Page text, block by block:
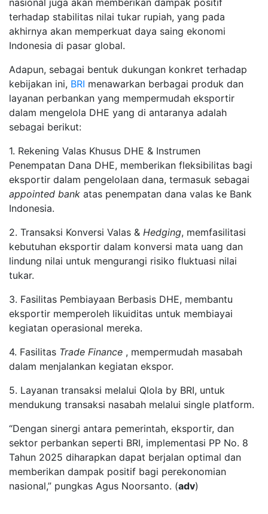
nasional juga akan memberikan dampak positif
terhadap stabilitas nilai tukar rupiah, yang pada
akhirnya akan memperkuat daya saing ekonomi
Indonesia di pasar global.
Adapun, sebagai bentuk dukungan konkret terhadap
kebijakan ini, BRI menawarkan berbagai produk dan
layanan perbankan yang mempermudah eksportir
dalam mengelola DHE yang di antaranya adalah
sebagai berikut:
1. Rekening Valas Khusus DHE & Instrumen
Penempatan Dana DHE, memberikan fleksibilitas bagi
eksportir dalam pengelolaan dana, termasuk sebagai
appointed bank atas penempatan dana valas ke Bank
Indonesia.
2. Transaksi Konversi Valas & Hedging, memfasilitasi
kebutuhan eksportir dalam konversi mata uang dan
lindung nilai untuk mengurangi risiko fluktuasi nilai
tukar.
3. Fasilitas Pembiayaan Berbasis DHE, membantu
eksportir memperoleh likuiditas untuk membiayai
kegiatan operasional mereka.
4. Fasilitas Trade Finance , mempermudah masabah
dalam menjalankan kegiatan ekspor.
5. Layanan transaksi melalui Qlola by BRI, untuk
mendukung transaksi nasabah melalui single platform.
“Dengan sinergi antara pemerintah, eksportir, dan
sektor perbankan seperti BRI, implementasi PP No. 8
Tahun 2025 diharapkan dapat berjalan optimal dan
memberikan dampak positif bagi perekonomian
nasional,” pungkas Agus Noorsanto. (adv)